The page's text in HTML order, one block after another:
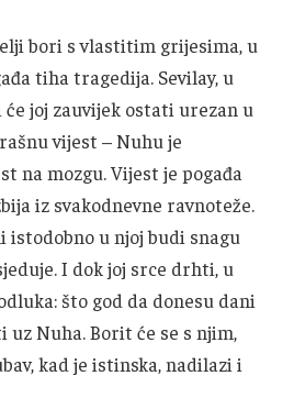
bori s vlastitim grijesima, u
tiha tragedija. Sevilay, u
joj zauvijek ostati urezan u
vijest – Nuhu je
na mozgu. Vijest je pogađa
iz svakodnevne ravnoteže.
u njoj budi snagu
I dok joj srce drhti, u
što god da donesu dani
uz Nuha. Borit će se s njim,
kad je istinska, nadilazi i